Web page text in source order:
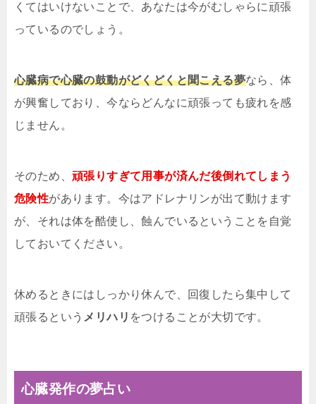
くてはいけないことで、あなたは今がむしゃらに頑張
っているのでしょう。
心臓病で心臓の鼓動がどくどくと聞こえる夢なら、体
が興奮しており、今ならどんなに頑張っても疲れを感
じません。
そのため、 頑張りすぎて用事が済んだ後倒れてしまう
危険性があります。今はアドレナリンが出て動けます
が、それは体を酷使し、蝕んでいるということを自覚
しておいてください。
休めるときにはしっかり休んで、回復したら集中して
頑張るという メリハリ をつけることが大切です。
心臓発作の夢占い